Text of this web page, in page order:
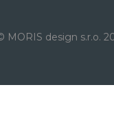
MORIS design s.r.o.